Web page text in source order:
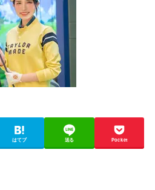
はてブ 送る Pocket